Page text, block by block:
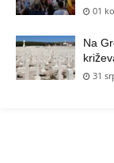
01
Na
31